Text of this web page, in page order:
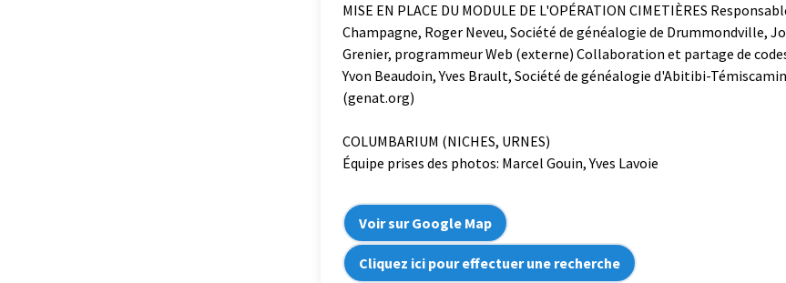
MISE EN PLACE DU MODULE DE L'OPÉRATION CIMETIÈRES
Champagne, Roger Neveu, Société de généalogie de Drummondville,
Grenier, programmeur Web (externe) Collaboration et partage de
Yvon Beaudoin, Yves Brault, Société de généalogie d'Abitibi-
(genat.org)
COLUMBARIUM (NICHES, URNES)
Équipe prises des photos: Marcel Gouin, Yves Lavoie
Voir sur Google Map
Cliquez ici pour effectuer une recherche